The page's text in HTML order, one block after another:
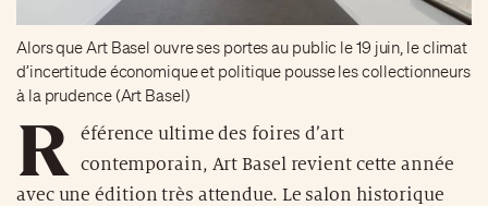
Alors que Art Basel ouvre ses portes au public le 19 juin, le climat
d’incertitude économique et politique pousse les collectionneurs
à la prudence (Art Basel)
R
éférence ultime des foires d’art
contemporain, Art Basel revient cette année
avec une édition très attendue. Le salon historique